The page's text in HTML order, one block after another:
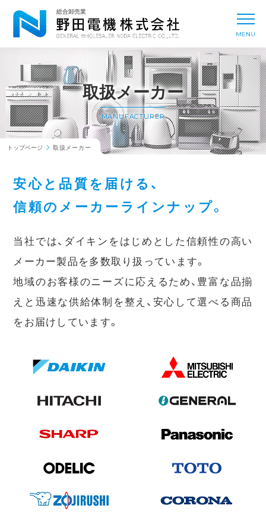
総合卸売業
MENU
会社概要 COMPANY
取扱メーカー MANUFACTURER
拠点一覧 OFFICE
採用情報 RECRUIT
取扱メーカー
MANUFACTURER
トップページ 取扱メーカー
安心と品質を届ける、
信頼のメーカーラインナップ。
当社では、ダイキンをはじめとした信頼性の高い
メーカー製品を多数取り扱っています。
地域のお客様のニーズに応えるため、豊富な品揃
えと迅速な供給体制を整え、安心して選べる商品
をお届けしています。